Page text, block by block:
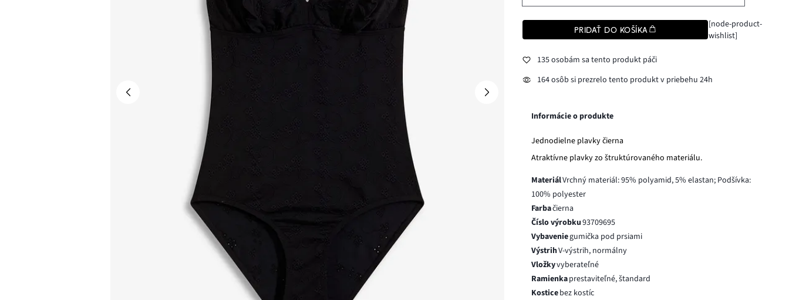
PRIDAŤ DO KOŠÍKA
[node-product-
wishlist]
135 osobám sa tento produkt páči
164 osôb si prezrelo tento produkt v priebehu 24h
Informácie o produkte
Jednodielne plavky čierna
Atraktívne plavky zo štruktúrovaného materiálu.
MateriálVrchný materiál: 95% polyamid, 5% elastan; Podšívka:
100% polyester
Farbačierna
Číslo výrobku93709695
Vybaveniegumička pod prsiami
VýstrihV-výstrih, normálny
Vložkyvyberateľné
Ramienkaprestaviteľné, štandard
Kosticebez kostíc